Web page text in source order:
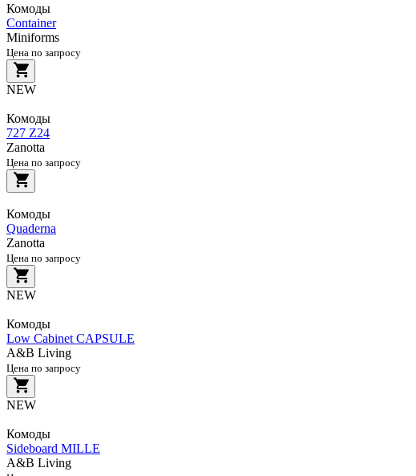
Комоды
Container
Miniforms
Цена по запросу
NEW
Комоды
727 Z24
Zanotta
Цена по запросу
Комоды
Quaderna
Zanotta
Цена по запросу
NEW
Комоды
Low Cabinet CAPSULE
A&B Living
Цена по запросу
NEW
Комоды
Sideboard MILLE
A&B Living